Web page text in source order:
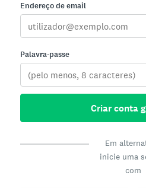
Endereço de email
Palavra-passe
Criar conta
Em
inicie uma
com